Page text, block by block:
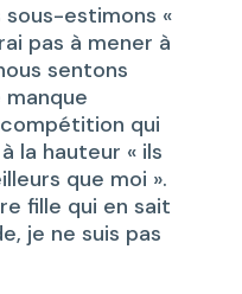
sous-estimons «
pas à mener à
sentons
manque
qui
la hauteur « ils
que moi ».
fille qui en sait
je ne suis pas